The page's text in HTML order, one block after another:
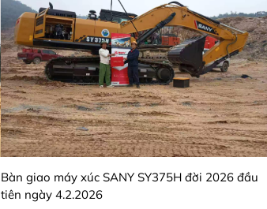
Bàn giao máy xúc SANY SY375H đời 2026 đầu
tiên ngày 4.2.2026